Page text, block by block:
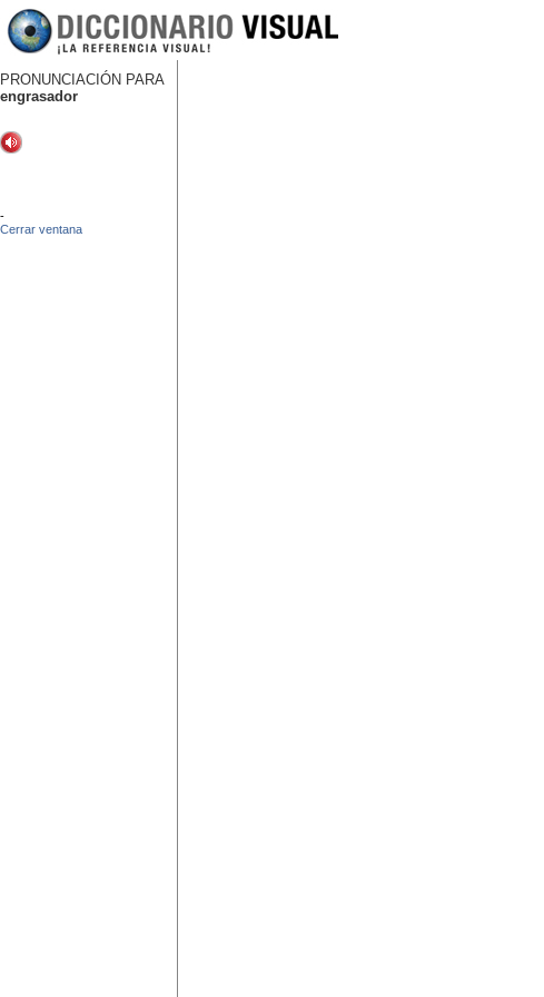
PRONUNCIACIÓN PARA
engrasador
-
Cerrar ventana